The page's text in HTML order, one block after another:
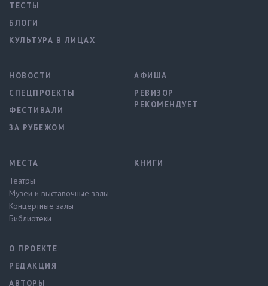
ТЕСТЫ
БЛОГИ
КУЛЬТУРА В ЛИЦАХ
НОВОСТИ
СПЕЦПРОЕКТЫ
ФЕСТИВАЛИ
ЗА РУБЕЖОМ
АФИША
РЕВИЗОР
РЕКОМЕНДУЕТ
МЕСТА
Театры
Музеи и выставочные залы
Концертные залы
Библиотеки
КНИГИ
О ПРОЕКТЕ
РЕДАКЦИЯ
АВТОРЫ